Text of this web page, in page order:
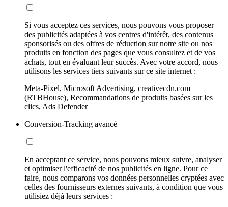
Si vous acceptez ces services, nous pouvons vous proposer
des publicités adaptées à vos centres d'intérêt, des contenus
sponsorisés ou des offres de réduction sur notre site ou nos
produits en fonction des pages que vous consultez et de vos
achats, tout en évaluant leur succès. Avec votre accord, nous
utilisons les services tiers suivants sur ce site internet :
Meta-Pixel, Microsoft Advertising, creativecdn.com
(RTBHouse), Recommandations de produits basées sur les
clics, Ads Defender
Conversion-Tracking avancé
En acceptant ce service, nous pouvons mieux suivre, analyser
et optimiser l'efficacité de nos publicités en ligne. Pour ce
faire, nous comparons vos données personnelles cryptées avec
celles des fournisseurs externes suivants, à condition que vous
utilisiez déjà leurs services :